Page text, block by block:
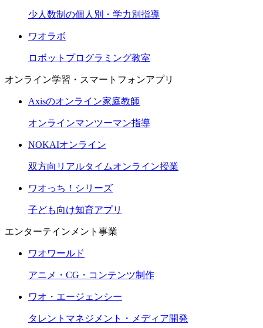
少人数制の個人別・学力別指導
ワオラボ
ロボットプログラミング教室
オンライン学習・スマートフォンアプリ
Axisのオンライン家庭教師
オンラインマンツーマン指導
NOKAIオンライン
双方向リアルタイムオンライン授業
ワオっち！シリーズ
子ども向け知育アプリ
エンターテインメント事業
ワオワールド
アニメ・CG・コンテンツ制作
ワオ・エージェンシー
タレントマネジメント・メディア開発